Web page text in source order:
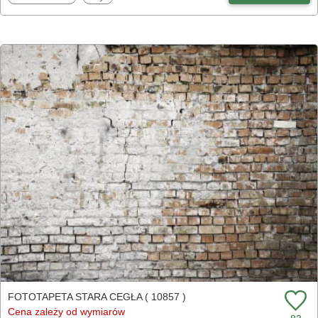
FOTOTAPETA STARA CEGŁA ( 10857 )
Cena zależy od wymiarów